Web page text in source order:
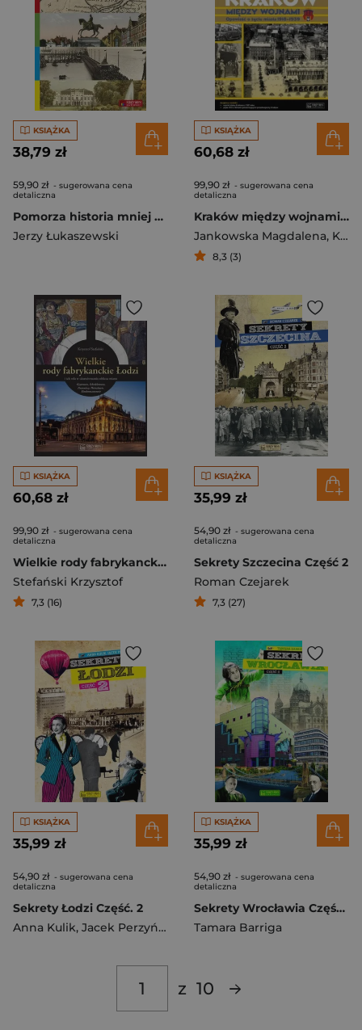
KSIĄŻKA
38,79 zł
59,90 zł - sugerowana cena
detaliczna
Pomorza historia mniej znana
Jerzy Łukaszewski
KSIĄŻKA
60,68 zł
99,90 zł - sugerowana cena
detaliczna
Kraków między wojnami Opowieść o życiu miasta 1918-1939
Jankowska Magdalena, Kocańda Małgorzata
8,3 (3)
KSIĄŻKA
60,68 zł
99,90 zł - sugerowana cena
detaliczna
Wielkie rody fabrykanckie Łodzi i ich rola w ukształtowaniu oblicza miasta
Stefański Krzysztof
7,3 (16)
KSIĄŻKA
35,99 zł
54,90 zł - sugerowana cena
detaliczna
Sekrety Szczecina Część 2
Roman Czejarek
7,3 (27)
KSIĄŻKA
35,99 zł
54,90 zł - sugerowana cena
detaliczna
Sekrety Łodzi Część. 2
Anna Kulik, Jacek Perzyński
KSIĄŻKA
35,99 zł
54,90 zł - sugerowana cena
detaliczna
Sekrety Wrocławia Część 2
Tamara Barriga
z 10